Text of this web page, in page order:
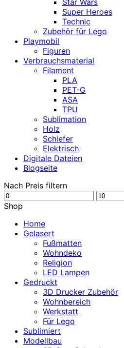
Star Wars
Super Heroes
Technic
Zubehör für Lego
Playmobil
Figuren
Verbrauchsmaterial
Filament
PLA
PET-G
ASA
TPU
Sublimation
Holz
Schiefer
Elektrisch
Digitale Dateien
Blogseite
Nach Preis filtern
Min.
Preis
Max.
Shop
Home
Gelasert
Fußmatten
Wohndeko
Religion
LED Lampen
Gedruckt
3D Drucker Zubehör
Wohnbereich
Werkstatt
Für Lego
Sublimiert
Modellbau